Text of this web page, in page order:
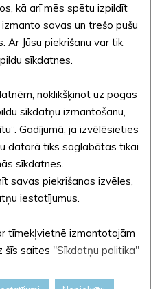
visu decembra mēnesi (no
rotā.
Klašu un darba
aizraujošu svētku
stacijā vilciens pienāk
(sestdienu grafiku skaties
līdz Gulbenei, vai
attālumā no Alūksnes
viegli atgriezties pilsētā
“Alūksnes Bānīša
par Ziemassvētku pieturu,
piedalīties
”,kurā ceļojums uz svētkiem
jautrām rotaļām.
maltītes kopā ar
kā arī mēs spētu izpildīt
savas un trešo pušu
Ar Jūsu piekrišanu var tik
sīkdatnes.
noklikšķinot uz pogas
sīkdatņu izmantošanu,
Gadījumā, ja izvēlēsieties
datorā tiks saglabātas tikai
sīkdatnes.
savas piekrišanas izvēles,
iestatījumus.
tīmekļvietnē izmantotajām
šīs saites "Sīkdatņu politika"